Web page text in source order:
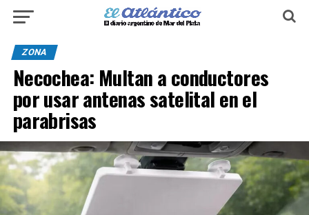
ZONA
Necochea: Multan a conductores
por usar antenas satelital en el
parabrisas